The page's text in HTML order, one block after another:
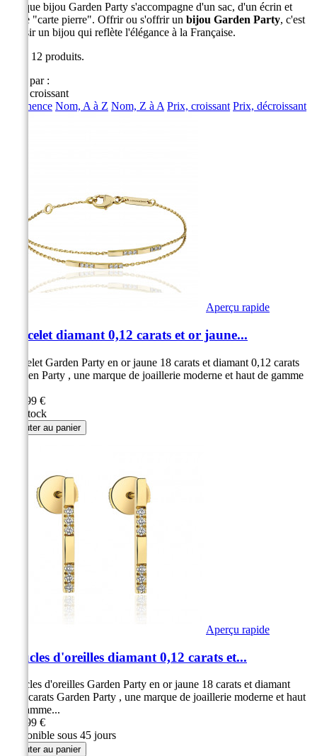
Chaque bijou Garden Party s'accompagne d'un sac, d'un écrin et
d'une "carte pierre". Offrir ou s'offrir un bijou Garden Party, c'est
choisir un bijou qui reflète l'élégance à la Française.
Il y a 12 produits.
Trier par :
Prix, croissant
Pertinence Nom, A à Z Nom, Z à A Prix, croissant Prix, décroissant
Aperçu rapide
Bracelet diamant 0,12 carats et or jaune...
Bracelet Garden Party en or jaune 18 carats et diamant 0,12 carats
Garden Party , une marque de joaillerie moderne et haut de gamme
749,99 €
En Stock
Ajouter au panier
Aperçu rapide
Boucles d'oreilles diamant 0,12 carats et...
Boucles d'oreilles Garden Party en or jaune 18 carats et diamant
0,12 carats Garden Party , une marque de joaillerie moderne et haut
de gamme...
849,99 €
Disponible sous 45 jours
Ajouter au panier